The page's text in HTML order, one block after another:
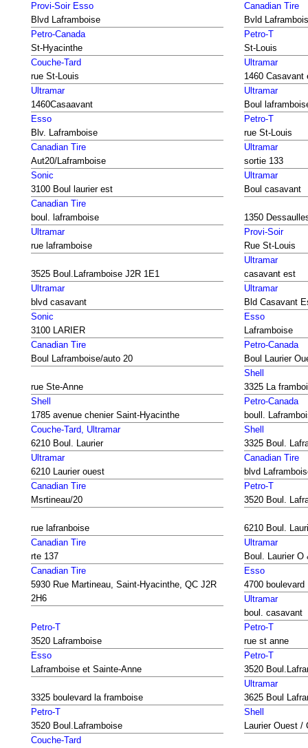
Provi-Soir Esso
Blvd Laframboise
Canadian Tire
Bvld
Petro-Canada
St-Hyacinthe
Petro-T
St-Louis
Couche-Tard
rue St-Louis
Ultramar
1460 Casavant
Ultramar
1460Casaavant
Ultramar
Boul
Esso
Blv. Laframboise
Petro-T
rue St-Louis
Canadian Tire
Aut20/Laframboise
Ultramar
sortie 133
Sonic
3100 Boul laurier est
Ultramar
Boul casavant
Canadian Tire
boul. laframboise
1350
Ultramar
rue laframboise
Provi-Soir
Rue St-Louis
3525 Boul.Laframboise J2R 1E1
Ultramar
casavant est
Ultramar
blvd casavant
Ultramar
Bld Casavant
Sonic
3100 LARIER
Esso
Laframboise
Canadian Tire
Boul Laframboise/auto 20
Petro-Canada
Boul Laurier
rue Ste-Anne
Shell
3325 La
Shell
1785 avenue chenier Saint-Hyacinthe
Petro-Canada
boull.
Couche-Tard, Ultramar
6210 Boul. Laurier
Shell
3325 Boul.
Ultramar
6210 Laurier ouest
Canadian Tire
blvd
Canadian Tire
Msrtineau/20
Petro-T
3520 Boul.
rue lafranboise
6210 Boul.
Canadian Tire
rte 137
Ultramar
Boul. Laurier
Canadian Tire
5930 Rue Martineau, Saint-Hyacinthe, QC J2R
2H6
Esso
4700 boulevard
Ultramar
boul. casavant
Petro-T
3520 Laframboise
Petro-T
rue st anne
Esso
Laframboise et Sainte-Anne
Petro-T
3520
3325 boulevard la framboise
Ultramar
3625 Boul
Petro-T
3520 Boul.Laframboise
Shell
Laurier Ouest /
Couche-Tard